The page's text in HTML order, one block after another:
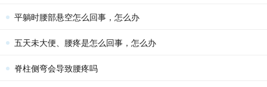
平躺时腰部悬空怎么回事，怎么办
五天未大便、腰疼是怎么回事，怎么办
脊柱侧弯会导致腰疼吗